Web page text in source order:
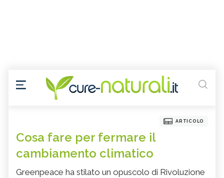
ARTICOLO
Cosa fare per fermare il
cambiamento climatico
Greenpeace ha stilato un opuscolo di Rivoluzione